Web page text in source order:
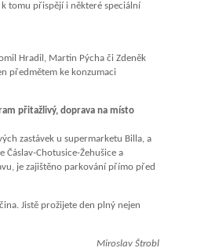
tomu přispějí i některé speciální
Hradil, Martin Pýcha či Zdeněk
předmětem ke konzumaci
přitažlivý, doprava na místo
zastávek u supermarketu Billa, a
Chotusice-Žehušice a
je zajištěno parkování přímo před
Jistě prožijete den plný nejen
Miroslav Štrobl